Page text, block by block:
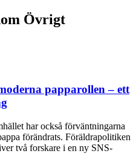
Övrigt
papparollen – ett
har också förväntningarna
förändrats. Föräldrapolitiken
två forskare i en ny SNS-